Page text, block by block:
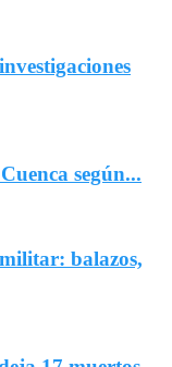
según...
balazos,